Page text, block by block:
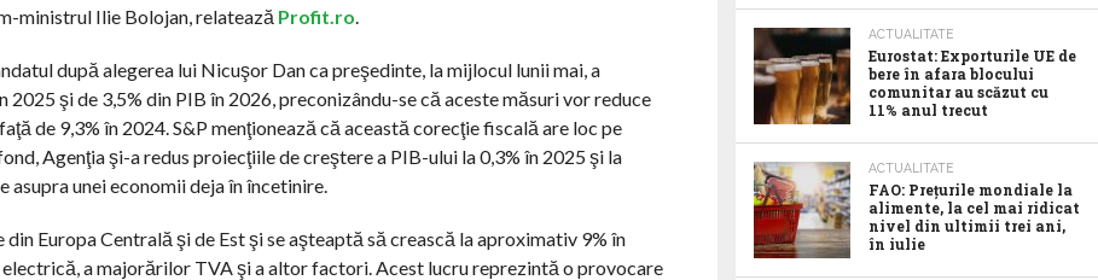
ministrul Ilie Bolojan, relatează Profit.ro.
după alegerea lui Nicuşor Dan ca preşedinte, la mijlocul lunii mai, a
şi de 3,5% din PIB în 2026, preconizându-se că aceste măsuri vor reduce
de 9,3% în 2024. S&P menţionează că această corecţie fiscală are loc pe
Agenţia şi-a redus proiecţiile de creştere a PIB-ului la 0,3% în 2025 şi la
unei economii deja în încetinire.
Europa Centrală şi de Est şi se aşteaptă să crească la aproximativ 9% în
a majorărilor TVA şi a altor factori. Acest lucru reprezintă o provocare
ACTUALITATE
Eurostat: Exporturile UE de
bere în afara blocului
comunitar au scăzut cu
11% anul trecut
ACTUALITATE
FAO: Prețurile mondiale la
alimente, la cel mai ridicat
nivel din ultimii trei ani,
în iulie